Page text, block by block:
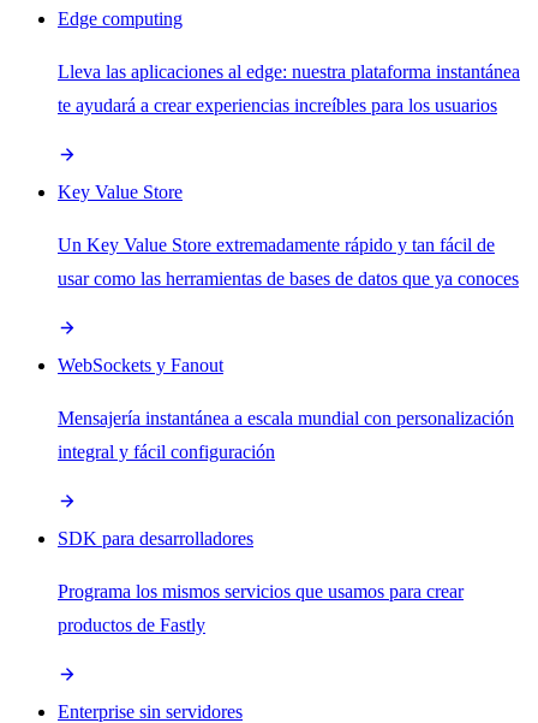
Edge computing
Lleva las aplicaciones al edge: nuestra plataforma instantánea
te ayudará a crear experiencias increíbles para los usuarios
Key Value Store
Un Key Value Store extremadamente rápido y tan fácil de
usar como las herramientas de bases de datos que ya conoces
WebSockets y Fanout
Mensajería instantánea a escala mundial con personalización
integral y fácil configuración
SDK para desarrolladores
Programa los mismos servicios que usamos para crear
productos de Fastly
Enterprise sin servidores